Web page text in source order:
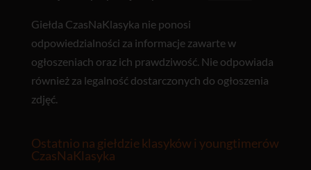
Giełda CzasNaKlasyka nie ponosi
odpowiedzialności za informacje zawarte w
ogłoszeniach oraz ich prawdziwość. Nie odpowiada
również za legalność dostarczonych do ogłoszenia
zdjęć.
Ostatnio na giełdzie klasyków i youngtimerów
CzasNaKlasyka